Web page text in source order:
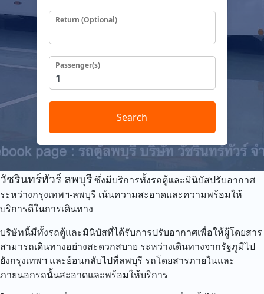
Return (Optional)
Passenger(s)
Search
วัชรินทร์ทัวร์ ลพบุรีซึ่งมีบริการทั้งรถตู้และมินิบัสปรับอากาศ
ระหว่างกรุงเทพฯ-ลพบุรี เน้นความสะอาดและความพร้อมให้
บริการดีในการเดินทาง
บริษัทนี้มีทั้งรถตู้และมินิบัสที่ได้รับการปรับอากาศเพื่อให้ผู้โดยสาร
สามารถเดินทางอย่างสะดวกสบาย ระหว่างเดินทางจากรัฐภูมิไป
ยังกรุงเทพฯ และย้อนกลับไปที่ลพบุรี รถโดยสารภายในและ
ภายนอกรถนั้นสะอาดและพร้อมให้บริการ